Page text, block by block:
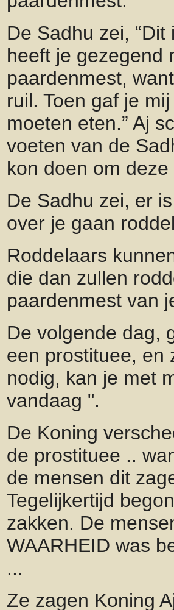
De Sadhu zei,
heeft je gezegend
paardenmest,
ruil. Toen gaf je
moeten eten.” Aj
voeten van de
kon doen om
De Sadhu zei, er
over je gaan
Roddelaars
die dan zullen
paardenmest van
De volgende dag,
een prostituee, en
nodig, kan je met
vandaag ".
De Koning
de prostituee ..
de mensen dit
Tegelijkertijd
zakken. De
WAARHEID was
...
Ze zagen Koning